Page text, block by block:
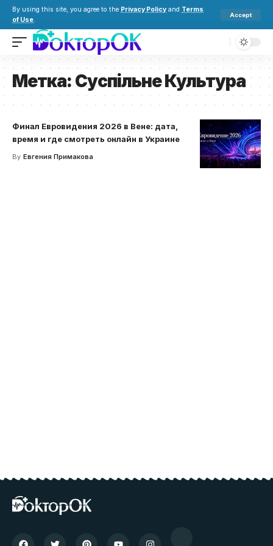
By using this site, you agree to the Privacy Policy and Terms
of Use.
Accept
Метка: Суспільне Культура
Финал Евровидения 2026 в Вене: дата,
время и где смотреть онлайн в Украине
By Евгения Примакова